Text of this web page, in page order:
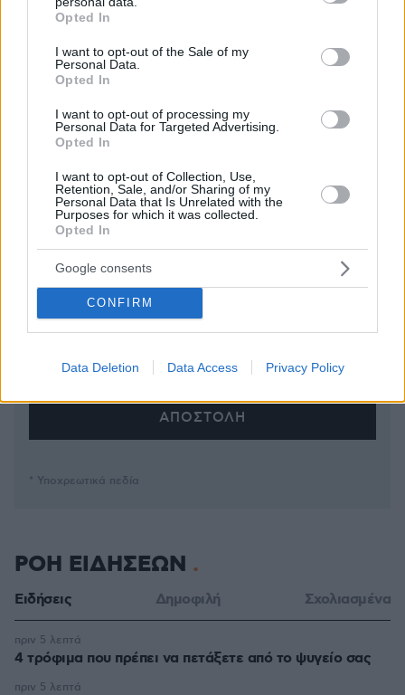
grant or deny consent to Google and its third-party tags to
use your data for below specified purposes in below Google
consent section.
Opted In
I want to opt-out of the Sale of my
Personal Data.
Opted In
I want to opt-out of processing my
Personal Data for Targeted Advertising.
Opted In
I want to opt-out of Collection, Use,
Retention, Sale, and/or Sharing of my
Personal Data that Is Unrelated with the
Purposes for which it was collected.
Opted In
Google consents
CONFIRM
Data Deletion Data Access Privacy Policy
EMAIL
Απομένουν2500χαρακτήρες
* Υποχρεωτικά πεδία
ΡΟΗ ΕΙΔΗΣΕΩΝ
Ειδήσεις Δημοφιλή Σχολιασμένα
4 τρόφιμα που πρέπει να πετάξετε από το ψυγείο σας
πριν 5 λεπτά
πριν 5 λεπτά